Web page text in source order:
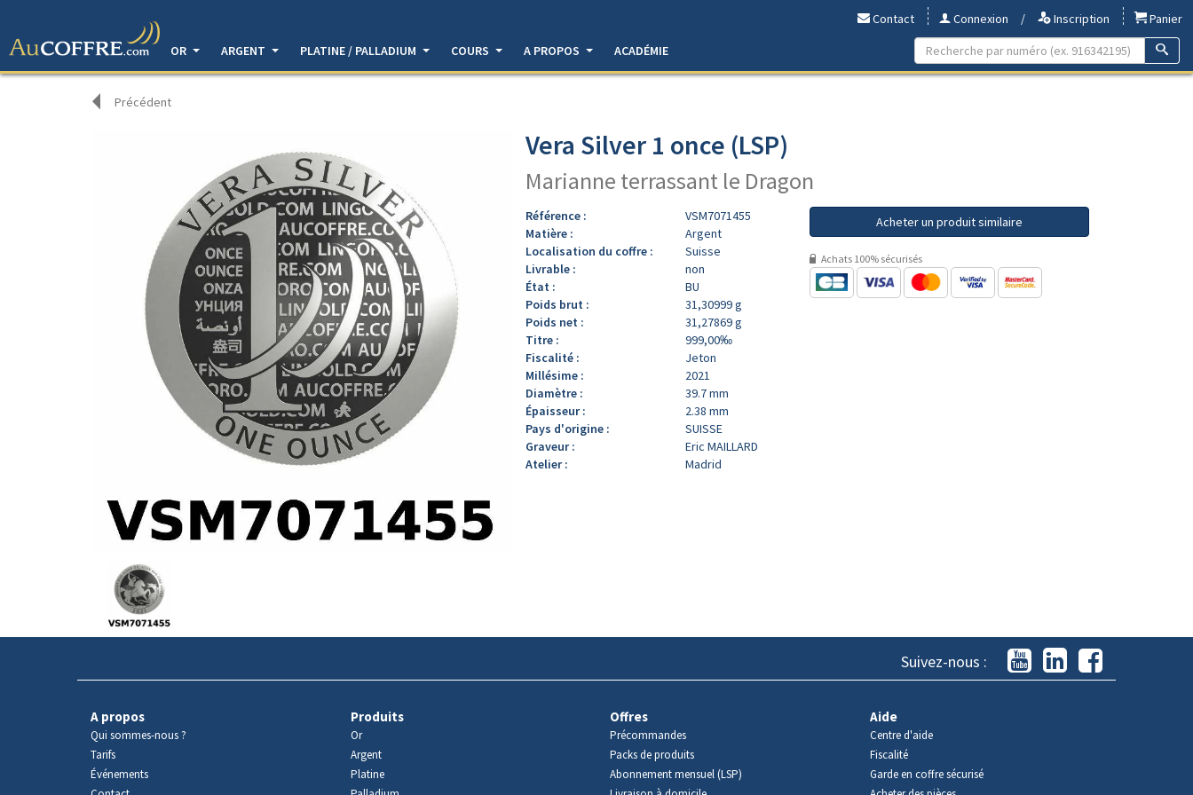
Contact Connexion / Inscription
Panier
OR
ARGENT PLATINE / PALLADIUM COURS A PROPOS ACADÉMIE
Précédent
produit
Vera Silver 1 once (LSP)
Marianne terrassant le Dragon
Référence :
VSM7071455
Matière :
Argent
Localisation du coffre :
Suisse
Livrable :
non
État :
BU
Poids brut :
31,30999 g
Poids net :
31,27869 g
Titre :
999,00‰
Fiscalité :
Jeton
Millésime :
2021
Diamètre :
39.7 mm
Épaisseur :
2.38 mm
Pays d'origine :
SUISSE
Graveur :
Eric MAILLARD
Atelier :
Madrid
Acheter un produit similaire
Achats 100% sécurisés
Suivez-nous :
A propos
Qui sommes-nous ?
Tarifs
Événements
Produits
Or
Argent
Platine
Offres
Précommandes
Packs de produits
Abonnement mensuel (LSP)
Aide
Centre d'aide
Fiscalité
Garde en coffre sécurisé